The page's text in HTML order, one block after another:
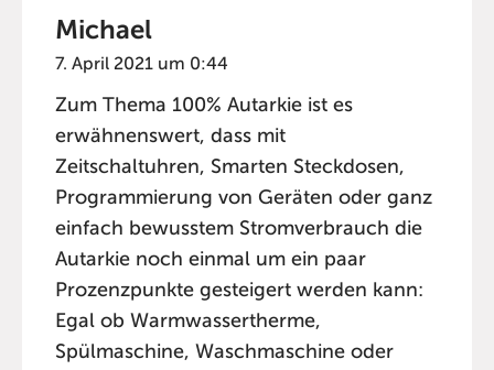
Michael
7. April 2021 um 0:44
Zum Thema 100% Autarkie ist es
erwähnenswert, dass mit
Zeitschaltuhren, Smarten Steckdosen,
Programmierung von Geräten oder ganz
einfach bewusstem Stromverbrauch die
Autarkie noch einmal um ein paar
Prozenzpunkte gesteigert werden kann:
Egal ob Warmwassertherme,
Spülmaschine, Waschmaschine oder